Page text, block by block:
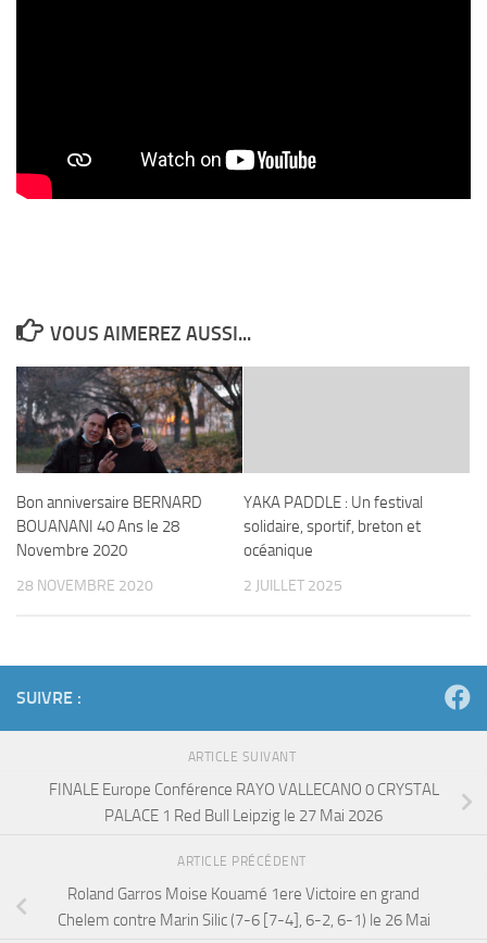
VOUS AIMEREZ AUSSI...
Bon anniversaire BERNARD
BOUANANI 40 Ans le 28
Novembre 2020
28 NOVEMBRE 2020
YAKA PADDLE : Un festival
solidaire, sportif, breton et
océanique
2 JUILLET 2025
SUIVRE :
ARTICLE SUIVANT
FINALE Europe Conférence RAYO VALLECANO 0 CRYSTAL
PALACE 1 Red Bull Leipzig le 27 Mai 2026
ARTICLE PRÉCÉDENT
Roland Garros Moise Kouamé 1ere Victoire en grand
Chelem contre Marin Silic (7-6 [7-4], 6-2, 6-1) le 26 Mai